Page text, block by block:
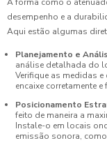
A forma como o
desempenho e a
Aqui estão algumas
Planejamento e
análise detalhada do
Verifique as medidas
encaixe corretamente
Posicionamento
feito de maneira a
Instale-o em locais
emissão sonora,